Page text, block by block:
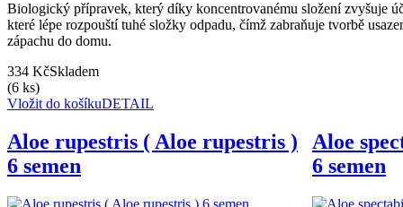
Biologický přípravek, který díky koncentrovanému složení zvyšuje
které lépe rozpouští tuhé složky odpadu, čímž zabraňuje tvorbě
zápachu do domu.
334 KčSkladem
(6 ks)
Vložit do košíkuDETAIL
Aloe rupestris ( Aloe rupestris )
6 semen
Aloe
6 semen